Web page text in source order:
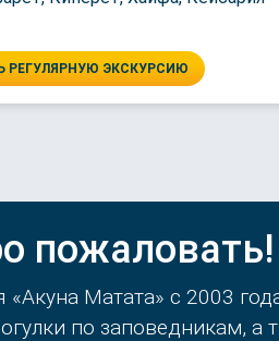
РЕГУЛЯРНУЮ ЭКСКУРСИЮ
пожаловать!
«Акуна Матата» с 2003
по заповедникам,